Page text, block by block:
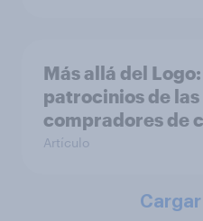
Más allá del
patrocinios de
compradores de
Artículo